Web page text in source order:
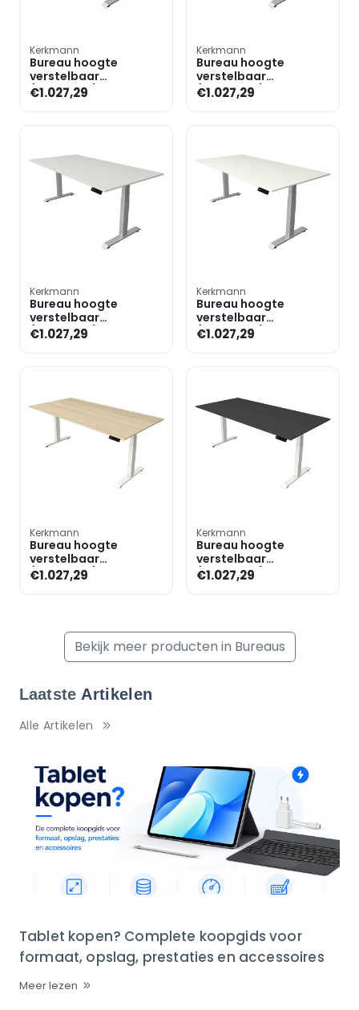
Kerkmann
Bureau hoogte
verstelbaar
(elektrisch) »Move 4«
200 cm T-poot
€1.027,29
Kerkmann
Bureau hoogte
verstelbaar
(elektrisch) »Move 4«
200 cm T-poot
€1.027,29
Kerkmann
Bureau hoogte
verstelbaar
(elektrisch) »Move 4«
200 cm T-poot
€1.027,29
Kerkmann
Bureau hoogte
verstelbaar
(elektrisch) »Move 4«
200 cm T-poot
€1.027,29
Kerkmann
Bureau hoogte
verstelbaar
(elektrisch) »Move 4«
200 cm T-poot
€1.027,29
Kerkmann
Bureau hoogte
verstelbaar
(elektrisch) »Move 4«
200 cm T-poot
€1.027,29
Bekijk meer producten in Bureaus
Laatste Artikelen
Alle Artikelen
Tablet kopen? Complete koopgids voor
formaat, opslag, prestaties en accessoires
Meer lezen